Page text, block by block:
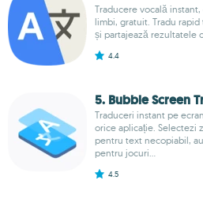
Traducere vocală
limbi, gratuit. Tradu
și partajează rezultatele
4.4
5. Bubble Screen
Traduceri instant pe
orice aplicație. Selectezi
pentru text necopiabil,
pentru jocuri...
4.5